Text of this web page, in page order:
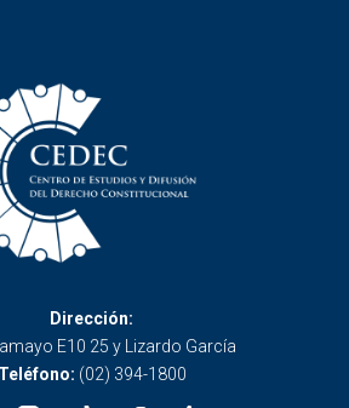
Dirección:
E10 25 y Lizardo García
Teléfono: (02) 394-1800